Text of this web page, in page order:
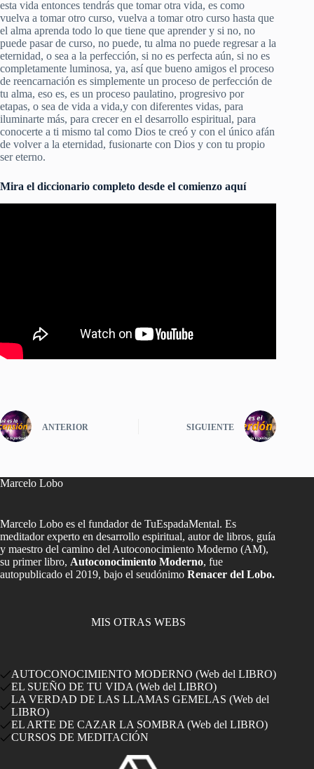
esta vida entonces tendrás que tomar otra vida, es como
vuelva a tomar otro curso, vuelva a tomar otro curso hasta que
el alma aprenda todo lo que tiene que aprender y si no, no
puede pasar de curso, no puede, tu alma no puede regresar a la
eternidad, o sea a la perfección, si no es perfecta aún, si no es
completamente luminosa, ya, así que bueno amigos el proceso
de reencarnación es simplemente un proceso de perfección de
tu alma, eso es, es un proceso paulatino, progresivo por
etapas, o sea de vida a vida,y con diferentes vidas, para
iluminarte más, para crecer en el desarrollo espiritual, para
conocerte a ti mismo tal como Dios te creó y con el único afán
de volver a la eternidad, fusionarte con Dios y con tu propio
ser eterno.
Mira el diccionario completo desde el comienzo aquí
ANTERIOR SIGUIENTE
Marcelo Lobo
Marcelo Lobo es el fundador de TuEspadaMental. Es
meditador experto en desarrollo espiritual, autor de libros, guía
y maestro del camino del Autoconocimiento Moderno (AM),
su primer libro, Autoconocimiento Moderno, fue
autopublicado el 2019, bajo el seudónimo Renacer del Lobo.
MIS OTRAS WEBS
AUTOCONOCIMIENTO MODERNO (Web del LIBRO)
EL SUEÑO DE TU VIDA (Web del LIBRO)
LA VERDAD DE LAS LLAMAS GEMELAS (Web del
LIBRO)
EL ARTE DE CAZAR LA SOMBRA (Web del LIBRO)
CURSOS DE MEDITACIÓN